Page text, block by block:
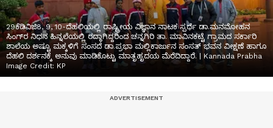
29ಕೆಡಿವಿಜಿ8, 9, 10-ದೆಹಲಿಯಲ್ಲಿ ರಾಷ್ಟ್ರೀಯ ವಿಜ್ಞಾನ ನಾಟಕ ಸ್ಪರ್ಧೆ ಡಾ.ಮನಮೋಹನ
ಸಿಂಗ್‌ರ ನಿಧನ ಹಿನ್ನಲೆಯಲ್ಲಿ ರದ್ಧಾಗಿದ್ದರಿಂದ ಚನ್ನಗಿರಿ ತಾ. ಮಾವಿನಕಟ್ಟೆ ಗ್ರಾಮದ ಸರ್ಕಾರಿ
ಶಾಲೆಯ ಅಷ್ಟೂ ಮಕ್ಕಳಿಗೆ ಸಂಸದೆ ಡಾ.ಪ್ರಭಾ ಮಲ್ಲಿಕಾರ್ಜುನ ಸಂಸತ್ ಭವನ ವೀಕ್ಷಣೆ ಹಾಗೂ
ದೆಹಲಿ ದರ್ಶನಕ್ಕೆ ಅನುವು ಮಾಡಿಕೊಟ್ಟು ಮಾತೃಹೃದಯ ಮೆರೆದಿದ್ದಾರೆ. | Kannada Prabha
Image Credit: KP